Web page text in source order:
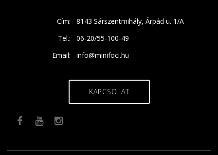
Cím:
8143 Sárszentmihály, Árpád u. 1/A
Tel.:
06-20/55-100-49
Email:
info@minifoci.hu
KAPCSOLAT